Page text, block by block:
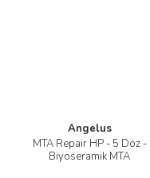
Angelus
MTA Repair HP - 5 Doz -
Biyoseramik MTA